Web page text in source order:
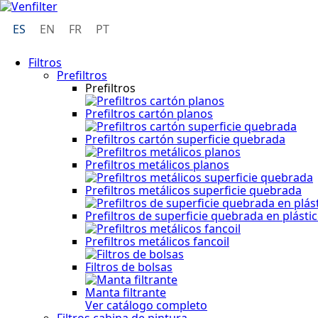
ES EN FR PT
Filtros
Prefiltros
Prefiltros
Prefiltros cartón planos
Prefiltros cartón superficie quebrada
Prefiltros metálicos planos
Prefiltros metálicos superficie quebrada
Prefiltros de superficie quebrada en
Prefiltros metálicos fancoil
Filtros de bolsas
Manta filtrante
Ver catálogo completo